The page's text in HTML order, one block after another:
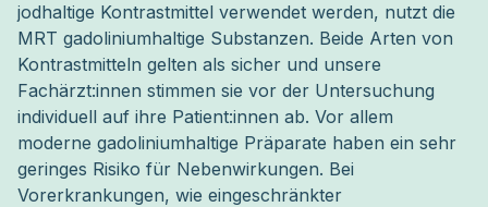
jodhaltige Kontrastmittel verwendet werden, nutzt die
MRT gadoliniumhaltige Substanzen. Beide Arten von
Kontrastmitteln gelten als sicher und unsere
Fachärzt:innen stimmen sie vor der Untersuchung
individuell auf ihre Patient:innen ab. Vor allem
moderne gadoliniumhaltige Präparate haben ein sehr
geringes Risiko für Nebenwirkungen. Bei
Vorerkrankungen, wie eingeschränkter